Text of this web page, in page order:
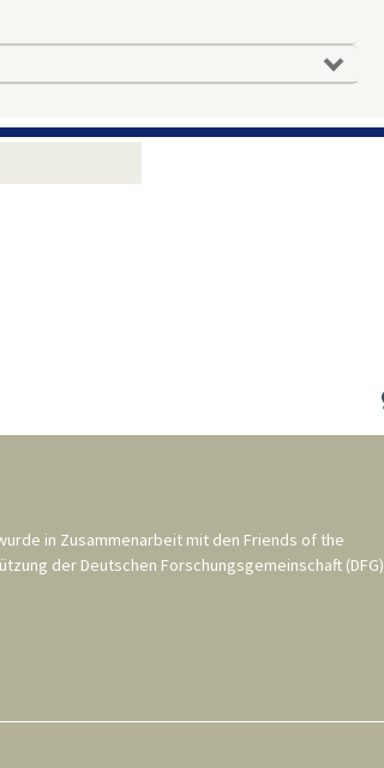
in Zusammenarbeit mit den Friends of the
der Deutschen Forschungsgemeinschaft (DFG)